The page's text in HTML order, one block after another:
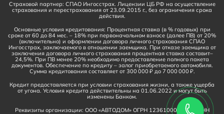
Страховой партнер: СПАО Ингосстрах. Лицензии ЦБ РФ на осуществление
страхования и перестрахования от 23.09.2015 г., без ограничения срока
действия.
Основные условия кредитования: Процентная ставка (в % годовых) при
сроке от 60 до 84 мес. – 18% при первоначальном взносе (далее ПВ) от 20%
(включительно) и оформлении договора личного страхования СПАО
Ингосстрах, заключаемого в отношении заемщика. При отказе заемщика от
заключения договора личного страхования процентная ставка составит–
24,5%. При ПВ менее 20% необходимо предоставление полного пакета
документов. Обеспечение по кредиту – залог приобретаемого автомобиля.
Сумма кредитования составляет от 300 000 ₽ до 7 000 000 ₽.
Кредит предоставляется при условии страхования жизни, а также ущерба
от угона. Условия кредита действительны на 01.06.2022 и могут быть
изменены Банком.
Реквизиты организации: ООО «АВТОДОМ» ОГРН 1236100016910, ИНН